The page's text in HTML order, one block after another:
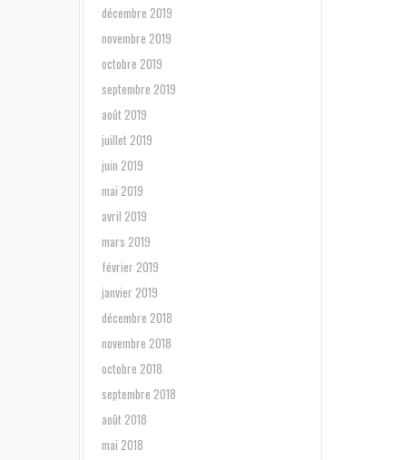
décembre 2019
novembre 2019
octobre 2019
septembre 2019
août 2019
juillet 2019
juin 2019
mai 2019
avril 2019
mars 2019
février 2019
janvier 2019
décembre 2018
novembre 2018
octobre 2018
septembre 2018
août 2018
mai 2018